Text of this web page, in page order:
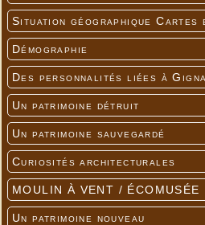
Situation géographique Cartes
Démographie
Des personnalités liées à
Un patrimoine détruit
Un patrimoine sauvegardé
Curiosités architecturales
MOULIN À VENT / ÉCOMUSÉE
Un patrimoine nouveau